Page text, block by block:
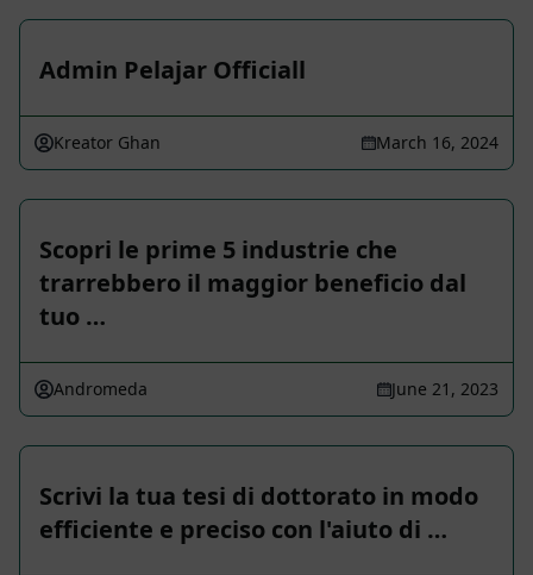
Admin Pelajar Officiall
Kreator Ghan March 16, 2024
Scopri le prime 5 industrie che
trarrebbero il maggior beneficio dal
tuo …
Andromeda June 21, 2023
Scrivi la tua tesi di dottorato in modo
efficiente e preciso con l'aiuto di …